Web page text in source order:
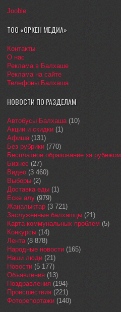
Jooble
ТОО «ОРКЕН МЕДИА»
Контакты
О нас
Реклама в Балхаше
Реклама на сайте
Телефоны Балхаша
НОВОСТИ ПО РАЗДЕЛАМ
Автобусы Балхаша(10)
Акции и скидки (1)
Афиша(131)
Без рубрики (770)
Бесплатное образование за рубежом
Бизнес (27)
Видео (3 460)
Выборы (2)
Доставка еды (1)
Еске алу (979)
Жаңалықтар (3 721)
Заслуженные балхашцы (21)
Карта коммунальных проблем (5)
Конкурсы (14)
Лента(8 878)
Народные новости (165)
Наши люди (21)
Новости (5 177)
Объявления (13)
Поздравления (194)
Происшествия (221)
Фоторепортажи (140)